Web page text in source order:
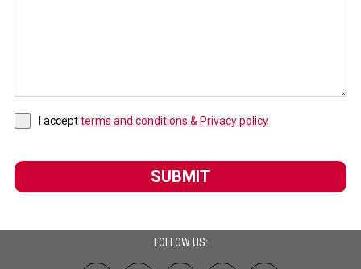
I acceptterms and conditions & Privacy policy
SUBMIT
FOLLOW US: